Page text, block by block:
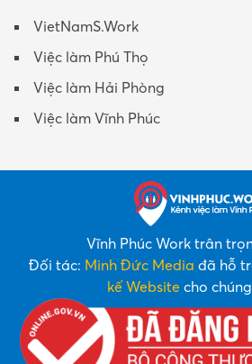
VietNamS.Work
Việc làm Phú Thọ
Việc làm Hải Phòng
Việc làm Vĩnh Phúc
Vĩnh Phúc Work trân
Đối tác: Minh Đức Media đã hỗ
kế Website cho